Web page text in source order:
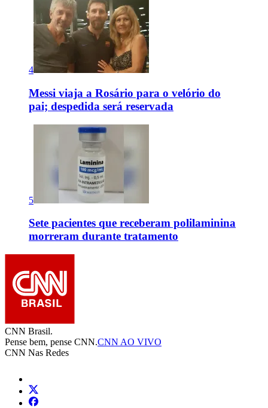
4
Messi viaja a Rosário para o velório do
pai; despedida será reservada
5
Sete pacientes que receberam polilaminina
morreram durante tratamento
CNN Brasil.
Pense bem, pense CNN.CNN AO VIVO
CNN Nas Redes